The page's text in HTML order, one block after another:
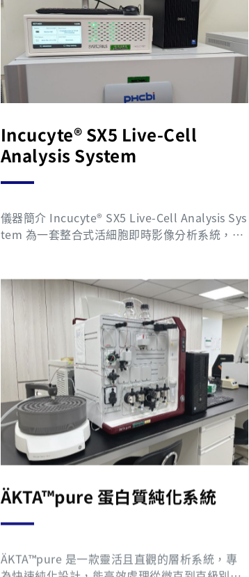
Incucyte® SX5 Live-Cell
Analysis System
儀器簡介 Incucyte® SX5 Live-Cell Analysis Sys
tem 為一套整合式活細胞即時影像分析系統，可
過明視野與多色螢光成像技術，即時追蹤細胞生
長、形態變化、細胞死亡、遷移與蛋白表現等動
態過程，降低傳統 endpoint assay的限制，提供
更完整的時序追蹤資料。 儀器特色 • 即時（rea
l-time）活細胞影像擷取與分析 • 可長時間連續
觀察細胞狀態，減少人為干擾 • 支援 Brightfiel
d 與多通道 fluorescence imaging • 自動化影
像擷取與數據分析 • 適用於 96-well、384-well
plate 等多種培養格式 • 可進行 kinetic analysi
s，獲得完整時間動態資訊 應用範圍 • Cell prol
iferation / confluence analysis • Cytotoxicit
y 與 cell death assay • Immune cell killing a
ssay • Cell migration 與 invasion assay • Ap
optosis analysis • Organoid 與 spheroid 觀
察 • Reporter assay 與 fluorescence tracking
優勢 相較於傳統需反覆取樣的分析方式，Incucy
te® SX5 能在不干擾細胞培養條件下持續監測細
ÄKTA™pure 蛋白質純化系統
ÄKTA™pure 是一款靈活且直觀的層析系統，專
為快速純化設計，能高效處理從微克到克級別的